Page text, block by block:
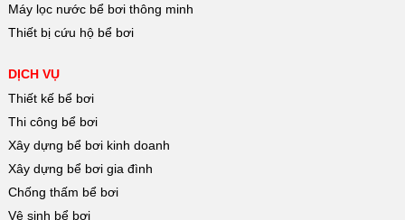
Máy lọc nước bể bơi thông minh
Thiết bị cứu hộ bể bơi
DỊCH VỤ
Thiết kế bể bơi
Thi công bể bơi
Xây dựng bể bơi kinh doanh
Xây dựng bể bơi gia đình
Chống thấm bể bơi
Vệ sinh bể bơi